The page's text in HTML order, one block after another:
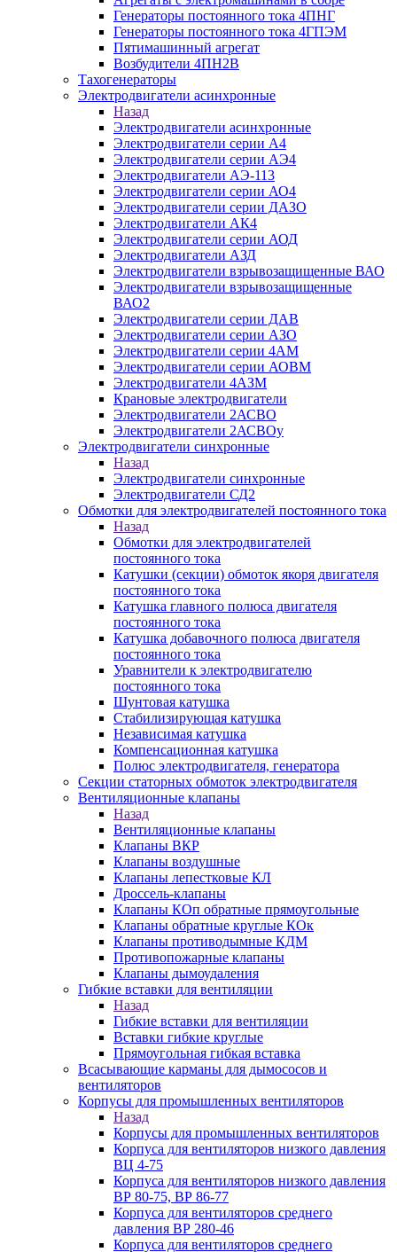
Генераторы постоянного тока 4ПНГ
Генераторы постоянного тока 4ГПЭМ
Пятимашинный агрегат
Возбудители 4ПН2В
Тахогенераторы
Электродвигатели асинхронные
Назад
Электродвигатели асинхронные
Электродвигатели серии А4
Электродвигатели серии АЭ4
Электродвигатели АЭ-113
Электродвигатели серии АО4
Электродвигатели серии ДАЗО
Электродвигатели АК4
Электродвигатели серии АОД
Электродвигатели АЗД
Электродвигатели взрывозащищенные ВАО
Электродвигатели взрывозащищенные
ВАО2
Электродвигатели серии ДАВ
Электродвигатели серии АЗО
Электродвигатели серии 4АМ
Электродвигатели серии АОВМ
Электродвигатели 4АЗМ
Крановые электродвигатели
Электродвигатели 2АСВО
Электродвигатели 2АСВОу
Электродвигатели синхронные
Назад
Электродвигатели синхронные
Электродвигатели СД2
Обмотки для электродвигателей постоянного тока
Назад
Обмотки для электродвигателей
постоянного тока
Катушки (секции) обмоток якоря двигателя
постоянного тока
Катушка главного полюса двигателя
постоянного тока
Катушка добавочного полюса двигателя
постоянного тока
Уравнители к электродвигателю
постоянного тока
Шунтовая катушка
Стабилизирующая катушка
Независимая катушка
Компенсационная катушка
Полюс электродвигателя, генератора
Секции статорных обмоток электродвигателя
Вентиляционные клапаны
Назад
Вентиляционные клапаны
Клапаны ВКР
Клапаны воздушные
Клапаны лепестковые КЛ
Дроссель-клапаны
Клапаны КОп обратные прямоугольные
Клапаны обратные круглые КОк
Клапаны противодымные КДМ
Противопожарные клапаны
Клапаны дымоудаления
Гибкие вставки для вентиляции
Назад
Гибкие вставки для вентиляции
Вставки гибкие круглые
Прямоугольная гибкая вставка
Всасывающие карманы для дымососов и
вентиляторов
Корпусы для промышленных вентиляторов
Назад
Корпусы для промышленных вентиляторов
Корпуса для вентиляторов низкого давления
ВЦ 4-75
Корпуса для вентиляторов низкого давления
ВР 80-75, ВР 86-77
Корпуса для вентиляторов среднего
давления ВР 280-46
Корпуса для вентиляторов среднего